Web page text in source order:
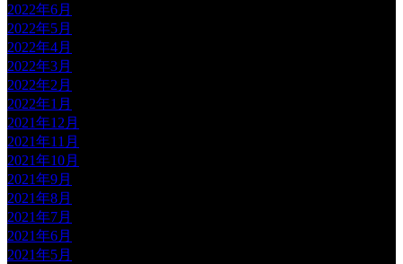
2022年6月
2022年5月
2022年4月
2022年3月
2022年2月
2022年1月
2021年12月
2021年11月
2021年10月
2021年9月
2021年8月
2021年7月
2021年6月
2021年5月